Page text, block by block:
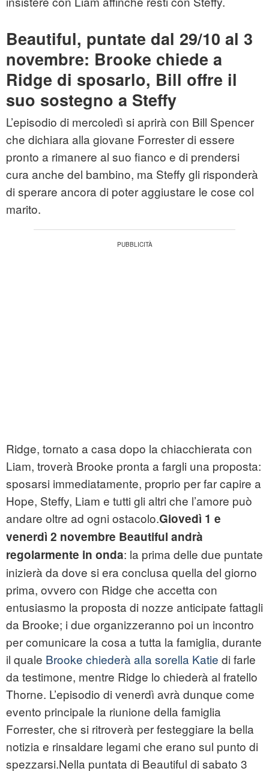
Beautiful, puntate dal 29/10 al 3
novembre: Brooke chiede a
Ridge di sposarlo, Bill offre il
suo sostegno a Steffy
L’episodio di mercoledì si aprirà con Bill Spencer
che dichiara alla giovane Forrester di essere
pronto a rimanere al suo fianco e di prendersi
cura anche del bambino, ma Steffy gli risponderà
di sperare ancora di poter aggiustare le cose col
marito.
Ridge, tornato a casa dopo la chiacchierata con
Liam, troverà Brooke pronta a fargli una proposta:
sposarsi immediatamente, proprio per far capire a
Hope, Steffy, Liam e tutti gli altri che l’amore può
andare oltre ad ogni ostacolo.Giovedì 1 e
venerdì 2 novembre Beautiful andrà
regolarmente in onda: la prima delle due puntate
inizierà da dove si era conclusa quella del giorno
prima, ovvero con Ridge che accetta con
entusiasmo la proposta di nozze anticipate fattagli
da Brooke; i due organizzeranno poi un incontro
per comunicare la cosa a tutta la famiglia, durante
il quale Brooke chiederà alla sorella Katie di farle
da testimone, mentre Ridge lo chiederà al fratello
Thorne. L’episodio di venerdì avrà dunque come
evento principale la riunione della famiglia
Forrester, che si ritroverà per festeggiare la bella
notizia e rinsaldare legami che erano sul punto di
spezzarsi.Nella puntata di Beautiful di sabato 3